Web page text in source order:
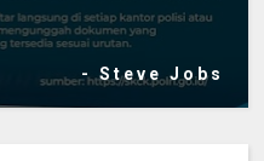
- Steve Jobs